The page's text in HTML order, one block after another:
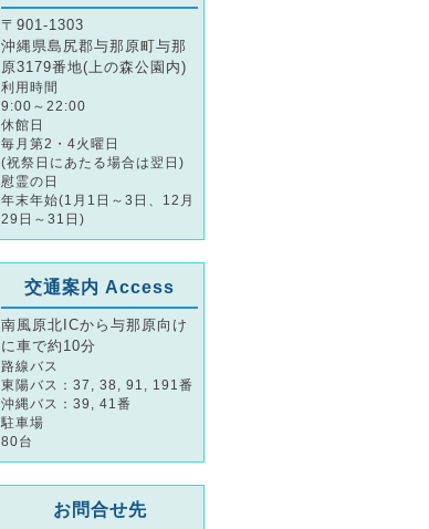
〒901-1303
沖縄県島尻郡与那原町与那
原3179番地(上の森公園内)
利用時間
9:00～22:00
休館日
毎月第2・4火曜日
(祝祭日にあたる場合は翌日)
慰霊の日
年末年始(1月1日～3日、12月
29日～31日)
交通案内 Access
南風原北ICから与那原向け
に車で約10分
路線バス
東陽バス：37, 38, 91, 191番
沖縄バス：39, 41番
駐車場
80台
お問合せ先